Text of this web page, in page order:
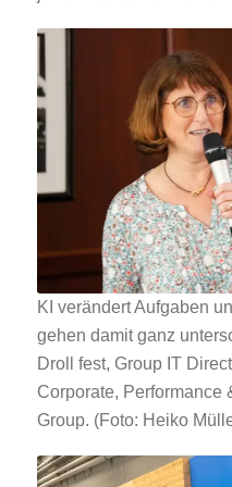
KI verändert Aufgaben
gehen damit ganz
Droll fest, Group IT
Corporate, Performance
Group. (Foto: Heiko